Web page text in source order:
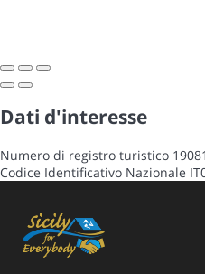
Dati d'interesse
Numero di registro turistico
Codice Identificativo Nazionale